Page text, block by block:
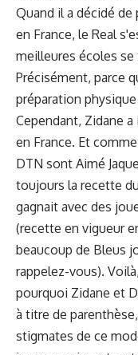
Quand il a décidé de
en France, le Real
meilleures écoles se
Précisément, parce
préparation
Cependant, Zidane
en France. Et
DTN sont Aimé
toujours la recette
gagnait avec des
(recette en vigueur
beaucoup de Bleus
rappelez-vous).
pourquoi Zidane et
à titre de
stigmates de ce